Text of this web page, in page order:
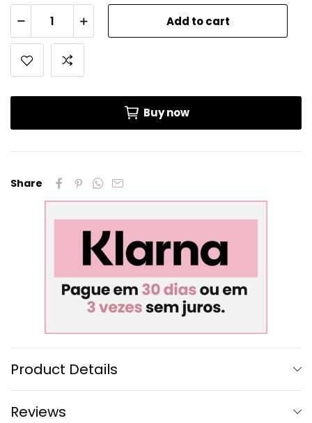
Add to cart
Buy now
Share
Product Details
Reviews